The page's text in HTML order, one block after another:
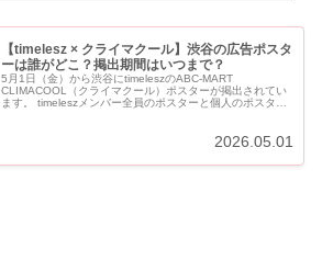
【timelesz × クライマクール】渋谷の広告ポスタ
ーは誰がどこ？掲出期間はいつまで？
5月1日（金）から渋谷にtimeleszのABC-MART
CLIMACOOL（クライマクール）ポスターが掲出されてい
ます。 timeleszメンバー全員のポスターと個人のポスター
2026.05.01